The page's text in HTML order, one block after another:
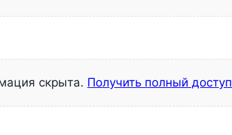
скрыта. Получить полный доступ